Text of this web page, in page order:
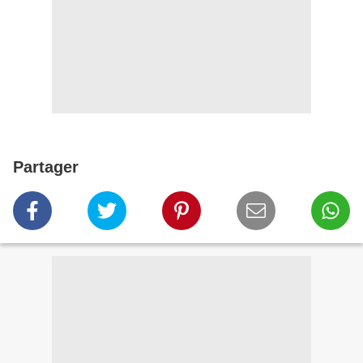
Partager